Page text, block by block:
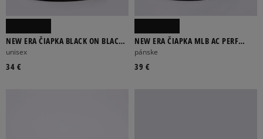
ADIDAS LEVI’S®
NEW ERA ČIAPKA BLACK ON BLACK
NY YANKEES
unisex
34 €
NEW ERA ČIAPKA MLB AC PERF
5950 NYY NEW YORK YANKEES OTC
pánske
39 €